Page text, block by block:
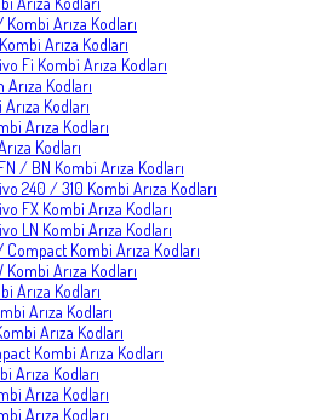
Kombi Arıza Kodları
Arıza Kodları
Fi Kombi Arıza Kodları
Arıza Kodları
Kodları
Arıza Kodları
Kodları
/ BN Kombi Arıza Kodları
240 / 310 Kombi Arıza Kodları
FX Kombi Arıza Kodları
LN Kombi Arıza Kodları
Compact Kombi Arıza Kodları
Kombi Arıza Kodları
Arıza Kodları
Arıza Kodları
Arıza Kodları
Kombi Arıza Kodları
Arıza Kodları
Arıza Kodları
Arıza Kodları